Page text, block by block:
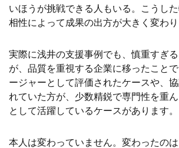
いほうが挑戦できる人もいる。こうし
相性によって成果の出方が大きく変わり
実際に浅井の支援事例でも、慎重すぎ
が、品質を重視する企業に移ったこと
ージャーとして評価されたケースや、
れていた方が、少数精鋭で専門性を重
として活躍しているケースがあります。
本人は変わっていません。変わったの